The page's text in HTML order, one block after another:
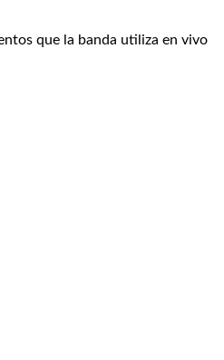
que la banda utiliza en vivo